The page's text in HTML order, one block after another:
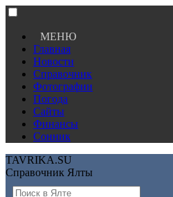
МЕНЮ
Главная
Новости
Справочник
Фотографии
Погода
Сайты
Финансы
Сонник
TAVRIKA.SU
Справочник Ялты